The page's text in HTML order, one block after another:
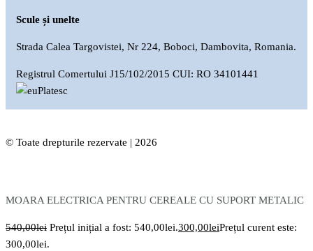
Scule și unelte
Strada Calea Targovistei, Nr 224, Boboci, Dambovita, Romania.
Registrul Comertului J15/102/2015 CUI: RO 34101441
© Toate drepturile rezervate | 2026
MOARA ELECTRICA PENTRU CEREALE CU SUPORT METALIC
540,00lei Prețul inițial a fost: 540,00lei.300,00leiPrețul curent este:
300,00lei.